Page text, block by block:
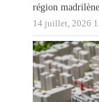
région
14 juillet, 2026